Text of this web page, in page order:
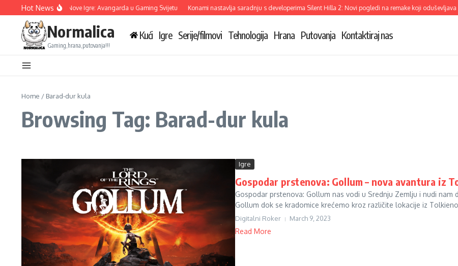
Skip to content
Hot News
Ubisoft Otkriva Tri Nove Igre: Avangarda u Gaming Svijetu Konami nastavlja saradnju s developerima Silent Hilla 2: Novi pogledi na remake koji oduševljava
Normalica
Gaming,hrana,putovanja!!!
Kući Igre Serije/filmovi Tehnologija Hrana Putovanja Kontaktiraj nas
Home / Barad-dur kula
Browsing Tag: Barad-dur kula
Igre
Gospodar prstenova: Gollum – nova avantura iz
Gospodar prstenova: Gollum nas vodi u Srednju Zemlju i nudi
Gollum dok se kradomice krećemo kroz različite lokacije iz
Digitalni Roker March 9, 2023
Read More